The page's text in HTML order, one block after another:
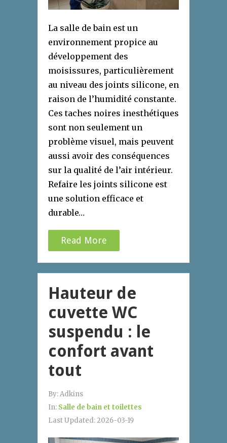
La salle de bain est un
environnement propice au
développement des
moisissures, particulièrement
au niveau des joints silicone, en
raison de l’humidité constante.
Ces taches noires inesthétiques
sont non seulement un
problème visuel, mais peuvent
aussi avoir des conséquences
sur la qualité de l’air intérieur.
Refaire les joints silicone est
une solution efficace et
durable…
Read More
Hauteur de
cuvette WC
suspendu : le
confort avant
tout
By:Adkins
In: Salle de bain et toilettes
Last Updated:2026-03-19